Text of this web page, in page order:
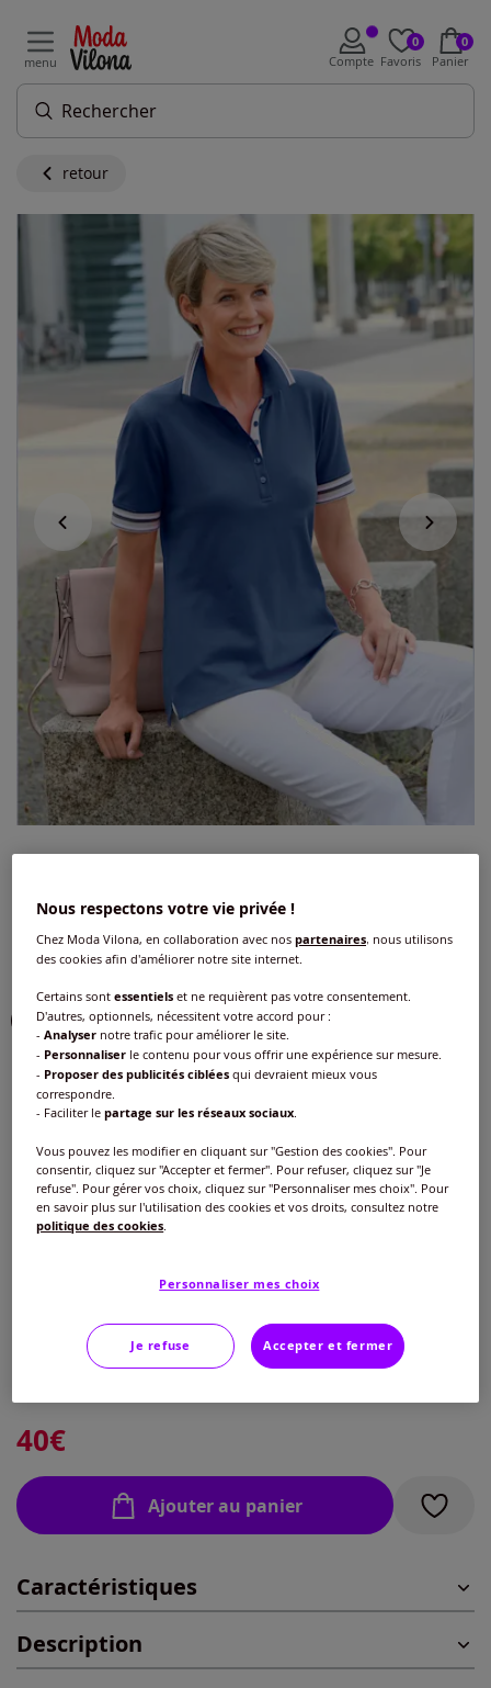
menu Compte
0
Favoris
0
Panier
retour
Réf : 166.986.012 4/5
Choisir une couleur :
Veuillez sélectionner une taille
38 -En stock
En stock
44 -En stock
46 -En stock
40€
Ajouter au panier
Caractéristiques
Description
Nous respectons votre vie privée !
Chez Moda Vilona, en collaboration avec nospartenaires, nous utilisons
des cookies afin d'améliorer notre site internet.
Certains sontessentiels et ne requièrent pas votre consentement.
D'autres, optionnels, nécessitent votre accord pour :
-Analyser notre trafic pour améliorer le site.
- Personnaliser le contenu pour vous offrir une expérience sur mesure.
- Proposer des publicités ciblées qui devraient mieux vous
correspondre.
- Faciliter lepartage sur les réseaux sociaux
Vous pouvez les modifier en cliquant sur "Gestion des cookies". Pour
consentir, cliquez sur "Accepter et fermer". Pour refuser, cliquez sur "Je
refuse". Pour gérer vos choix, cliquez sur "Personnaliser mes choix". Pour
en savoir plus sur l'utilisation des cookies et vos droits, consultez notre
politique des cookies
Personnaliser mes choix
Je refuse Accepter et fermer